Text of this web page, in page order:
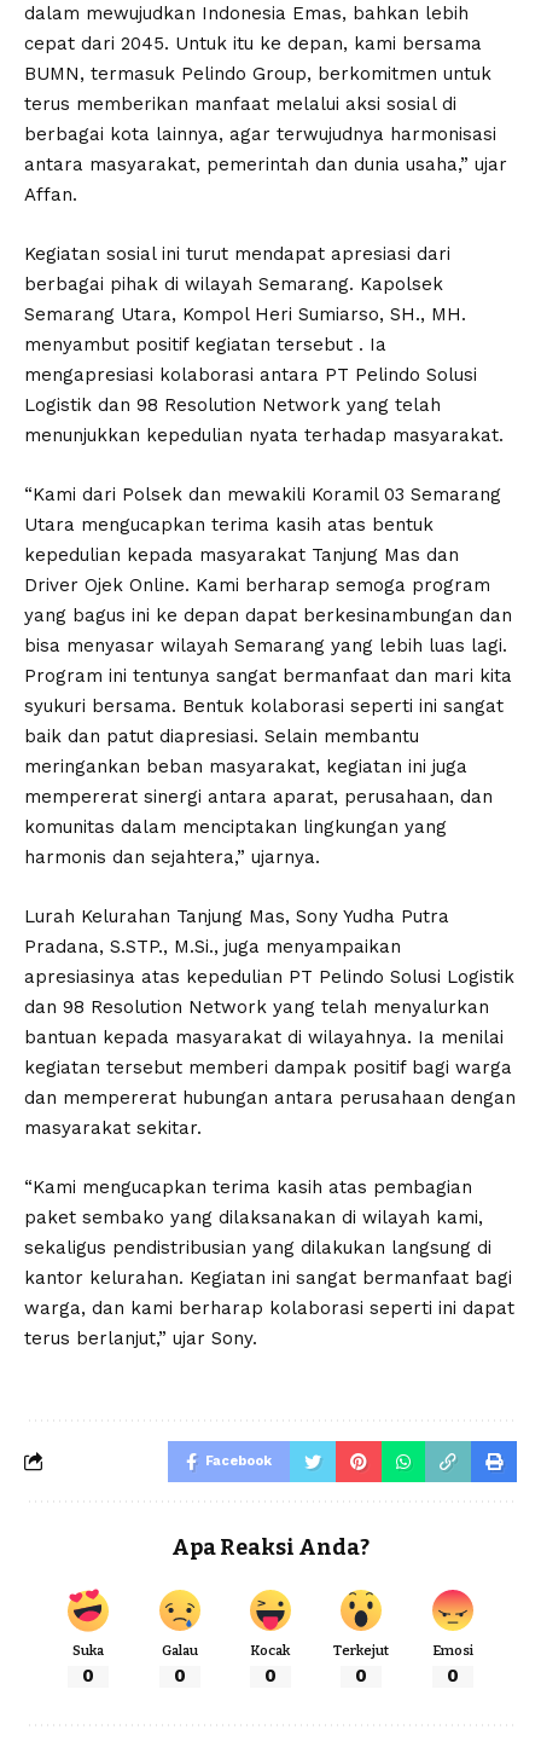
dalam mewujudkan Indonesia Emas, bahkan lebih
cepat dari 2045. Untuk itu ke depan, kami bersama
BUMN, termasuk Pelindo Group, berkomitmen untuk
terus memberikan manfaat melalui aksi sosial di
berbagai kota lainnya, agar terwujudnya harmonisasi
antara masyarakat, pemerintah dan dunia usaha,” ujar
Affan.
Kegiatan sosial ini turut mendapat apresiasi dari
berbagai pihak di wilayah Semarang. Kapolsek
Semarang Utara, Kompol Heri Sumiarso, SH., MH.
menyambut positif kegiatan tersebut . Ia
mengapresiasi kolaborasi antara PT Pelindo Solusi
Logistik dan 98 Resolution Network yang telah
menunjukkan kepedulian nyata terhadap masyarakat.
“Kami dari Polsek dan mewakili Koramil 03 Semarang
Utara mengucapkan terima kasih atas bentuk
kepedulian kepada masyarakat Tanjung Mas dan
Driver Ojek Online. Kami berharap semoga program
yang bagus ini ke depan dapat berkesinambungan dan
bisa menyasar wilayah Semarang yang lebih luas lagi.
Program ini tentunya sangat bermanfaat dan mari kita
syukuri bersama. Bentuk kolaborasi seperti ini sangat
baik dan patut diapresiasi. Selain membantu
meringankan beban masyarakat, kegiatan ini juga
mempererat sinergi antara aparat, perusahaan, dan
komunitas dalam menciptakan lingkungan yang
harmonis dan sejahtera,” ujarnya.
Lurah Kelurahan Tanjung Mas, Sony Yudha Putra
Pradana, S.STP., M.Si., juga menyampaikan
apresiasinya atas kepedulian PT Pelindo Solusi Logistik
dan 98 Resolution Network yang telah menyalurkan
bantuan kepada masyarakat di wilayahnya. Ia menilai
kegiatan tersebut memberi dampak positif bagi warga
dan mempererat hubungan antara perusahaan dengan
masyarakat sekitar.
“Kami mengucapkan terima kasih atas pembagian
paket sembako yang dilaksanakan di wilayah kami,
sekaligus pendistribusian yang dilakukan langsung di
kantor kelurahan. Kegiatan ini sangat bermanfaat bagi
warga, dan kami berharap kolaborasi seperti ini dapat
terus berlanjut,” ujar Sony.
Facebook
Apa Reaksi Anda?
Suka
0
Galau
0
Kocak
0
Terkejut
0
Emosi
0